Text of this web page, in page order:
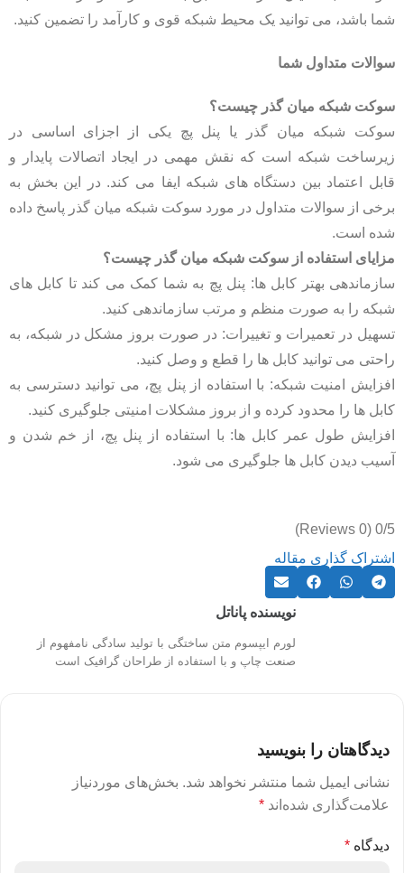
شما باشد، می ‌توانید یک محیط شبکه قوی و کارآمد را تضمین کنید.
سوالات متداول شما
سوکت شبکه میان گذر چیست؟
سوکت شبکه میان ‌گذر یا پنل پچ یکی از اجزای اساسی در
زیرساخت شبکه است که نقش مهمی در ایجاد اتصالات پایدار و
قابل اعتماد بین دستگاه ‌های شبکه ایفا می‌ کند. در این بخش به
برخی از سوالات متداول در مورد سوکت شبکه میان‌ گذر پاسخ داده
شده است.
مزایای استفاده از سوکت شبکه میان ‌گذر چیست؟
سازماندهی بهتر کابل ‌ها: پنل پچ به شما کمک می ‌کند تا کابل ‌های
شبکه را به صورت منظم و مرتب سازماندهی کنید.
تسهیل در تعمیرات و تغییرات: در صورت بروز مشکل در شبکه، به
راحتی می ‌توانید کابل ‌ها را قطع و وصل کنید.
افزایش امنیت شبکه: با استفاده از پنل پچ، می ‌توانید دسترسی به
کابل‌ ها را محدود کرده و از بروز مشکلات امنیتی جلوگیری کنید.
افزایش طول عمر کابل ‌ها: با استفاده از پنل پچ، از خم شدن و
آسیب دیدن کابل ‌ها جلوگیری می‌ شود.
0/5
(0 Reviews)
اشتراک گذاری مقاله
نویسنده پاناتل
لورم ایپسوم متن ساختگی با تولید سادگی نامفهوم از
صنعت چاپ و با استفاده از طراحان گرافیک است
دیدگاهتان را بنویسید
نشانی ایمیل شما منتشر نخواهد شد. بخش‌های موردنیاز
علامت‌گذاری شده‌اند *
دیدگاه *